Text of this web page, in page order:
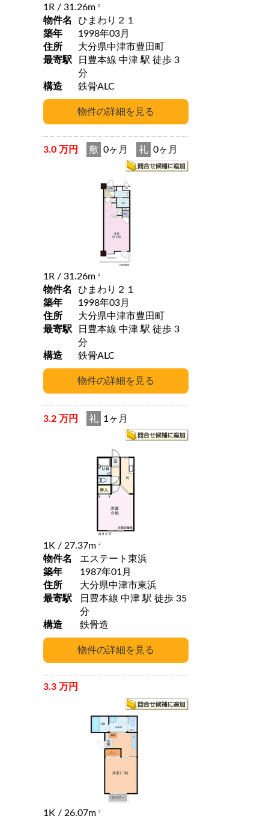
1R / 31.26m 2
物件名
ひまわり２１
築年
1998年03月
住所
大分県中津市豊田町
最寄駅
日豊本線 中津 駅 徒歩 3
分
構造
鉄骨ALC
3.0 万円 敷 0ヶ月 礼 0ヶ月
1R / 31.26m 2
物件名
ひまわり２１
築年
1998年03月
住所
大分県中津市豊田町
最寄駅
日豊本線 中津 駅 徒歩 3
分
構造
鉄骨ALC
3.2 万円 礼 1ヶ月
1K / 27.37m 2
物件名
エステート東浜
築年
1987年01月
住所
大分県中津市東浜
最寄駅
日豊本線 中津 駅 徒歩 35
分
構造
鉄骨造
3.3 万円
1K / 26.07m 2